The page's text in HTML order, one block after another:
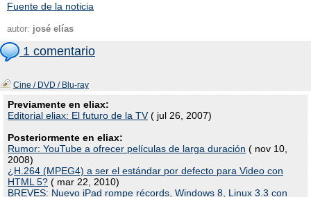
Fuente de la noticia
autor: josé elías
1 comentario
Cine / DVD / Blu-ray
Previamente en eliax:
Editorial eliax: El futuro de la TV( jul 26, 2007)
Posteriormente en eliax:
Rumor: YouTube a ofrecer películas de larga duración ( nov 10,
2008)
¿H.264 (MPEG4) a ser el estándar por defecto para Video con
HTML 5? ( mar 22, 2010)
BREVES: Nuevo iPad rompe récords, Windows 8, Linux 3.3 con